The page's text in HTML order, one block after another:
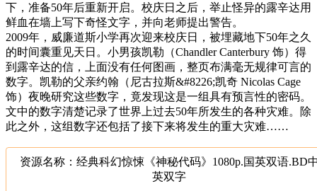
下，准备50年后重新开启。校庆日之后，举止怪异的露辛达用
鲜血在墙上写下奇怪文字，并向老师提出警告。
2009年，威廉道斯小学再次迎来校庆日，被埋藏地下50年之久
的时间囊重见天日。小男孩凯勒（Chandler Canterbury 饰）得
到露辛达的信，上面没有任何图画，整页布满毫无规律可言的
数字。凯勒的父亲约翰（尼古拉斯&#8226;凯奇 Nicolas Cage
饰）夜晚研究这些数字，竟发现这是一组具有预言性的密码。
文中的数字清楚记录了世界上过去50年所发生的各种灾难。除
此之外，这组数字还包括了接下来将发生的重大灾难……
资源名称：经典科幻惊悚《神秘代码》1080p.国英双语.BD
英双字